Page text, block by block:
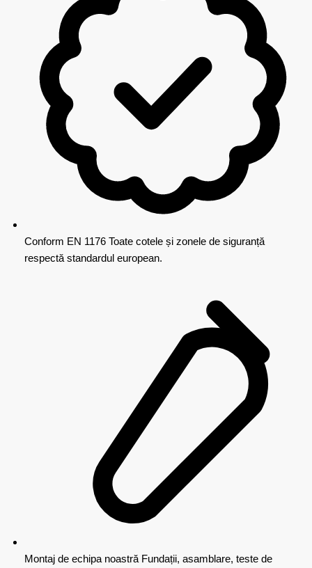
Conform EN 1176 Toate cotele și zonele de siguranță
respectă standardul european.
Montaj de echipa noastră Fundații, asamblare, teste de